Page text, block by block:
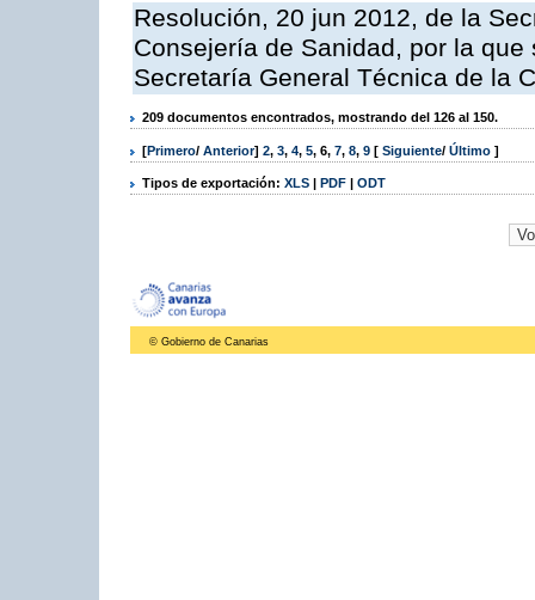
Resolución, 20 jun 2012, de la
Consejería de Sanidad, por la
Secretaría General Técnica de la
209 documentos encontrados, mostrando del 126 al 150.
[Primero/ Anterior] 2, 3, 4, 5, 6, 7, 8, 9 [ Siguiente/ Último ]
Tipos de exportación: XLS | PDF | ODT
© Gobierno de Canarias